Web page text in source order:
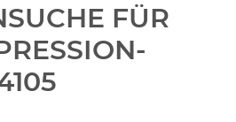
FÜR